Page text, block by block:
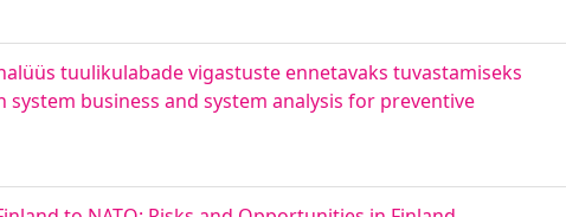
tuulikulabade vigastuste ennetavaks tuvastamiseks
business and system analysis for preventive